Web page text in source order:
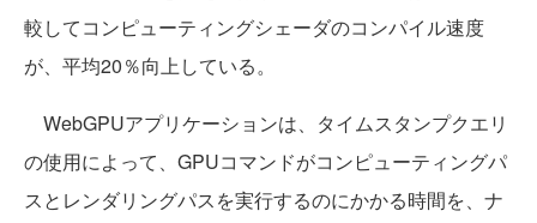
較してコンピューティングシェーダのコンパイル速度
が、平均20％向上している。
WebGPUアプリケーションは、タイムスタンプクエリ
の使用によって、GPUコマンドがコンピューティングパ
スとレンダリングパスを実行するのにかかる時間を、ナ